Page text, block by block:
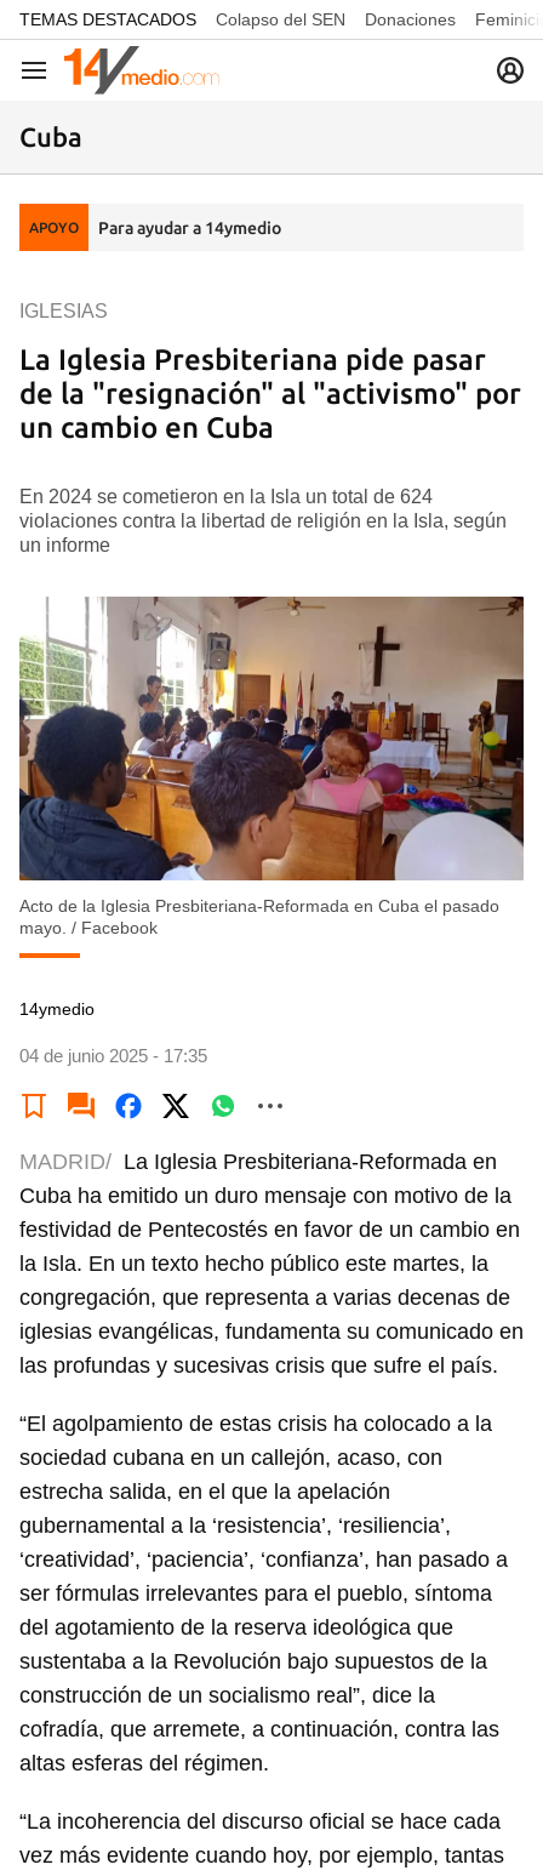
common.go-to-content
TEMAS DESTACADOS Colapso del SEN Donaciones
Navegación
Cuba
APOYO Para ayudar a 14ymedio
La Iglesia Presbiteriana pide pasar
de la "resignación" al "activismo" por
un cambio en Cuba
IGLESIAS
En 2024 se cometieron en la Isla un total de 624
violaciones contra la libertad de religión en la Isla, según
un informe
Acto de la Iglesia Presbiteriana-Reformada en Cuba el pasado
mayo. / Facebook
14ymedio
04 de junio 2025 - 17:35
MADRID/ La Iglesia Presbiteriana-Reformada en
Cuba ha emitido un duro mensaje con motivo de la
festividad de Pentecostés en favor de un cambio en
la Isla. En un texto hecho público este martes, la
congregación, que representa a varias decenas de
iglesias evangélicas, fundamenta su comunicado en
las profundas y sucesivas crisis que sufre el país.
“El agolpamiento de estas crisis ha colocado a la
sociedad cubana en un callejón, acaso, con
estrecha salida, en el que la apelación
gubernamental a la ‘resistencia’, ‘resiliencia’,
‘creatividad’, ‘paciencia’, ‘confianza’, han pasado a
ser fórmulas irrelevantes para el pueblo, síntoma
del agotamiento de la reserva ideológica que
sustentaba a la Revolución bajo supuestos de la
construcción de un socialismo real”, dice la
cofradía, que arremete, a continuación, contra las
altas esferas del régimen.
“La incoherencia del discurso oficial se hace cada
vez más evidente cuando hoy, por ejemplo, tantas